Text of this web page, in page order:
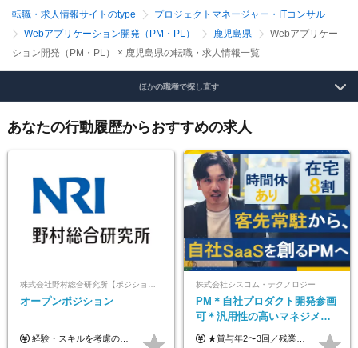
転職・求人情報サイトのtype
プロジェクトマネージャー・ITコンサル
Webアプリケーション開発（PM・PL）
鹿児島県
Webアプリケー
ション開発（PM・PL） × 鹿児島県の転職・求人情報一覧
ほかの職種で探し直す
あなたの行動履歴からおすすめの求人
株式会社野村総合研究所【ポジションマッチ登録】
オープンポジション
経験・スキルを考慮の上、決定します。
株式会社シスコム・テクノロジー
PM＊自社プロダクト開発参画
可＊汎用性の高いマネジメン
トスキル＊年収1000万以上可
★賞与年2〜3回／残業代全額支給／子ども手当（月1万円）／誕生日手当（年1回1万円）★ ＜初年度の想定年収:600万円～800万円＞ 月給50万7000円～70万4000円＋賞与年2回＋決算賞与 ※経験・能力を考慮のうえ決定します。 ※専門性を高めながらチームを牽引する「プロジェクト推進力」を高く評価し、給与へダイレクトに反映します。 ※試用期間6ヶ月（待遇変動なし） 年収800万円以上も⽬指せます。 経験・スキル・前職給与を最大限に考慮し、 ご納得いただける条件を提示します。 【賞与】 年2〜3回支給（7月・12月＋業績により決算賞与） 当社では、目の前の案件による固定報酬だけが評価の全てではありません。 メンバー育成、現場でのポジション拡大、 ナレッジの共有、そして組織づくりへの参画など、 「会社への貢献度（ビジネスプロセス）」 を昇給・賞与へダイレクトに反映しています。 専門性を高める「技術」と、チームを前進させる「プロジェクト推進」。 この両輪を回すことで、確かなスキル成長と年収アップを同時に実現できる環境です。